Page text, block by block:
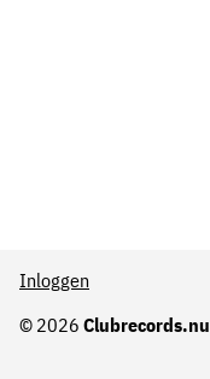
© 2026 Clubrecords.nu
Inloggen